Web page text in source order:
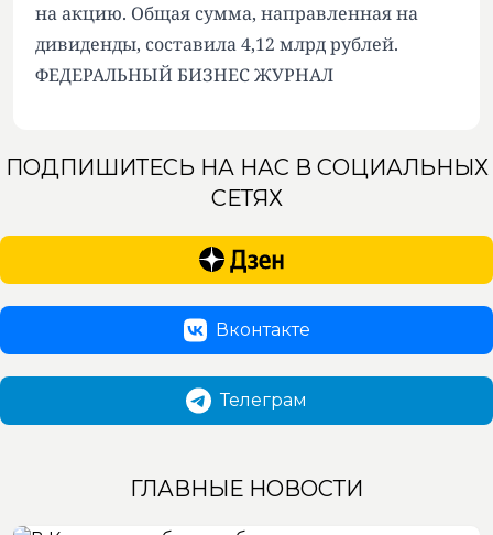
на акцию. Общая сумма, направленная на
дивиденды, составила 4,12 млрд рублей.
ФЕДЕРАЛЬНЫЙ БИЗНЕС ЖУРНАЛ
ПОДПИШИТЕСЬ НА НАС В СОЦИАЛЬНЫХ
СЕТЯХ
Вконтакте
Телеграм
ГЛАВНЫЕ НОВОСТИ